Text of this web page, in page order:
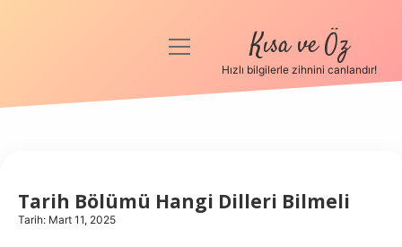
Anasayfa
Hakkımızda
menüyü
Kısa ve Öz
Hızlı bilgilerle zihnini canlandır!
Tarih Bölümü Hangi Dilleri Bilmeli
Tarih: Mart 11, 2025